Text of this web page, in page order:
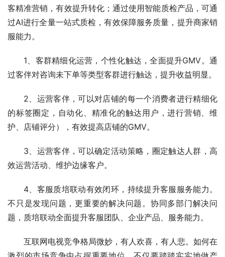
客精准营销，有效提升转化；通过使用智能质检产品，可通
过AI进行全量一站式质检，有效保障服务质量，提升商家销
服能力。
1、客群精细化运营，个性化触达，全面提升GMV。通
过客伴对咨询未下单等类型客群进行触达，提升收益明显。
2、运营客伴，可以对店铺的每一个消费者进行精细化
的标签圈定，自动化、精准化的触达用户，进行营销、维
护、店铺评分），有效提高店铺的GMV。
3、运营客伴，可以确定活动策略，圈定触达人群，高
效运营活动、维护边缘客户。
4、客服质培联动有效闭环，持续提升客服服务能力。
不只是发现问题，更重要的解决问题。协同多部门解决问
题，质培联动全面提升客服团队、企业产品、服务能力。
互联网电视竞争格局微妙，有人欢喜，有人悲。如何在